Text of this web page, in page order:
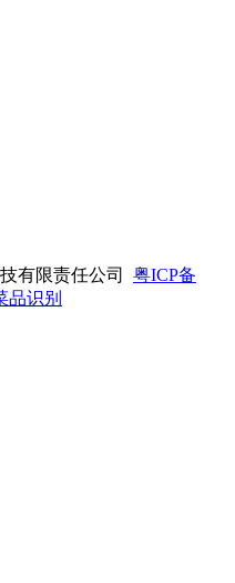
有限责任公司 粤ICP备
品识别